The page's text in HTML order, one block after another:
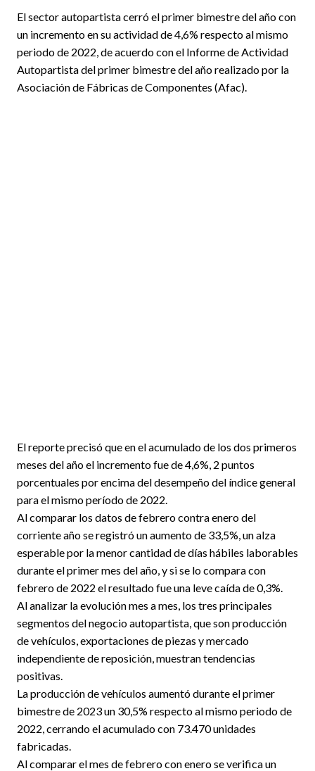
El sector autopartista cerró el primer bimestre del año con
un incremento en su actividad de 4,6% respecto al mismo
periodo de 2022, de acuerdo con el Informe de Actividad
Autopartista del primer bimestre del año realizado por la
Asociación de Fábricas de Componentes (Afac).
El reporte precisó que en el acumulado de los dos primeros
meses del año el incremento fue de 4,6%, 2 puntos
porcentuales por encima del desempeño del índice general
para el mismo período de 2022.
Al comparar los datos de febrero contra enero del
corriente año se registró un aumento de 33,5%, un alza
esperable por la menor cantidad de días hábiles laborables
durante el primer mes del año, y si se lo compara con
febrero de 2022 el resultado fue una leve caída de 0,3%.
Al analizar la evolución mes a mes, los tres principales
segmentos del negocio autopartista, que son producción
de vehículos, exportaciones de piezas y mercado
independiente de reposición, muestran tendencias
positivas.
La producción de vehículos aumentó durante el primer
bimestre de 2023 un 30,5% respecto al mismo periodo de
2022, cerrando el acumulado con 73.470 unidades
fabricadas.
Al comparar el mes de febrero con enero se verifica un